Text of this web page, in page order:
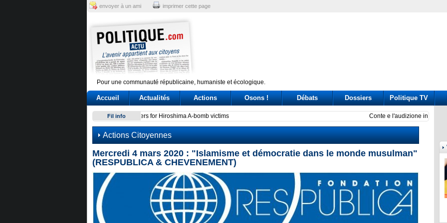
envoyer à un ami imprimer cette page
Pour une communauté républicaine, humaniste et écologique.
Accueil Actualités Actions Osons ! Débats Dossiers Politique TV
Fil info Conte e l'audizione in Commissione Covid: tre ore di «arringa» piene di messaggi (a destra e a sinistra)
Actions Citoyennes
Mercredi 4 mars 2020 : "Islamisme et démocratie dans le monde musulman"
(RESPUBLICA & CHEVENEMENT)